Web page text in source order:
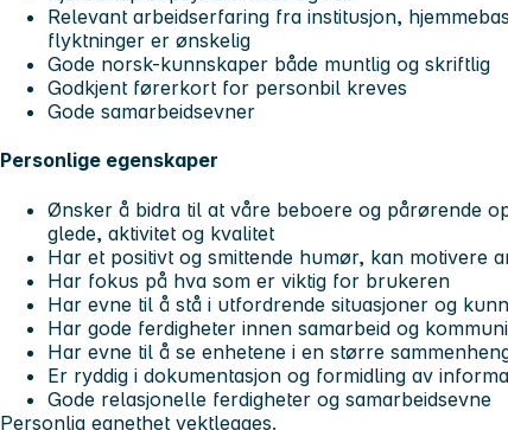
Relevant arbeidserfaring fra institusjon,
flyktninger er ønskelig
Gode norsk-kunnskaper både muntlig og skriftlig
Godkjent førerkort for personbil kreves
Gode samarbeidsevner
Personlige egenskaper
Ønsker å bidra til at våre beboere og pårørende
glede, aktivitet og kvalitet
Har et positivt og smittende humør, kan motivere
Har fokus på hva som er viktig for brukeren
Har evne til å stå i utfordrende situasjoner og
Har gode ferdigheter innen samarbeid og
Har evne til å se enhetene i en større
Er ryddig i dokumentasjon og formidling av
Gode relasjonelle ferdigheter og samarbeidsevne
Personlig egnethet vektlegges.